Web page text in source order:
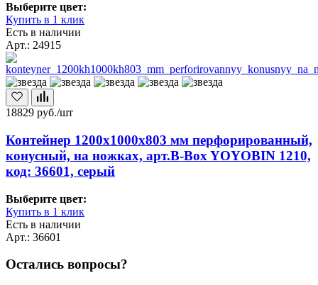
Выберите цвет:
Купить в 1 клик
Есть в наличии
Арт.: 24915
18829 руб./шт
Контейнер 1200х1000х803 мм перфорированный,
конусный, на ножках, арт.B-Box YOYOBIN 1210,
код: 36601, серый
Выберите цвет:
Купить в 1 клик
Есть в наличии
Арт.: 36601
Остались вопросы?